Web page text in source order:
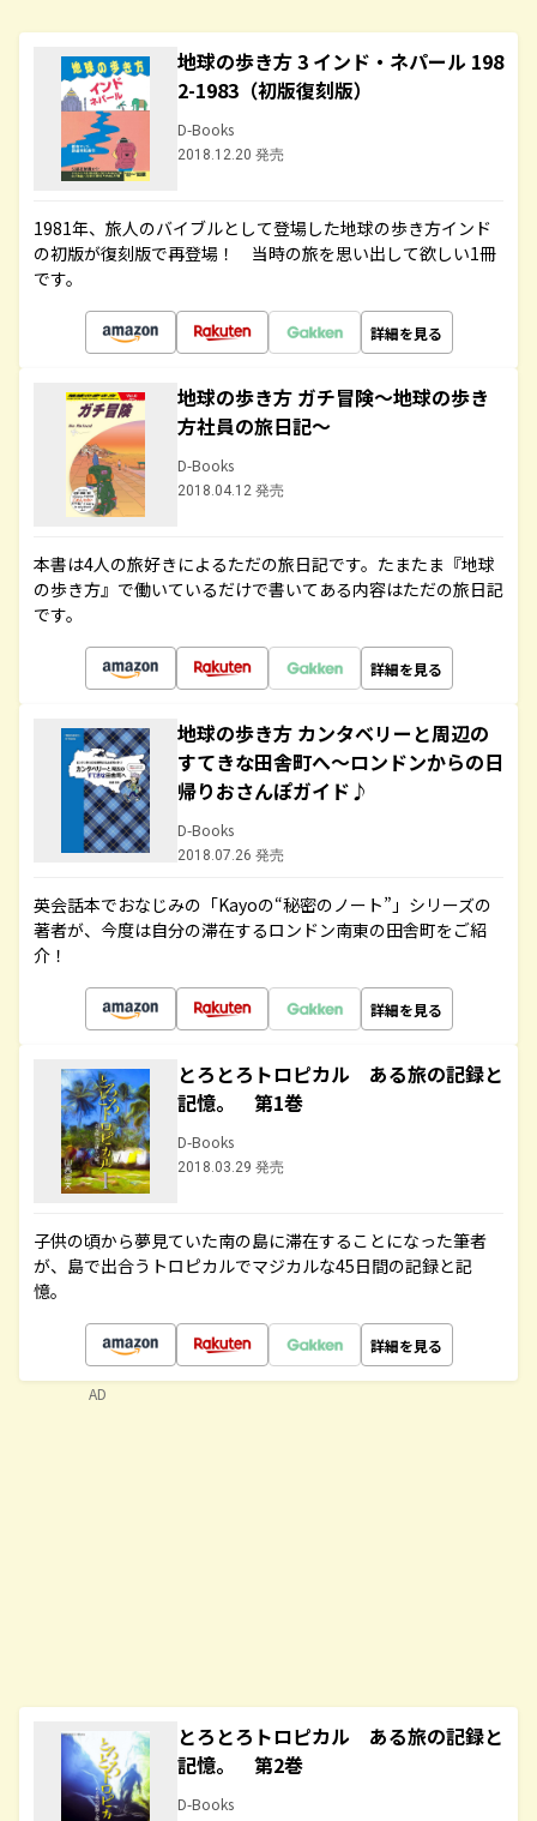
地球の歩き方 3 インド・ネパール 198
2-1983（初版復刻版）
D-Books
2018.12.20 発売
1981年、旅人のバイブルとして登場した地球の歩き方インド
の初版が復刻版で再登場！ 当時の旅を思い出して欲しい1冊
です。
詳細を見る
地球の歩き方 ガチ冒険～地球の歩き
方社員の旅日記～
D-Books
2018.04.12 発売
本書は4人の旅好きによるただの旅日記です。たまたま『地球
の歩き方』で働いているだけで書いてある内容はただの旅日記
です。
詳細を見る
地球の歩き方 カンタベリーと周辺の
すてきな田舎町へ～ロンドンからの日
帰りおさんぽガイド♪
D-Books
2018.07.26 発売
英会話本でおなじみの「Kayoの“秘密のノート”」シリーズの
著者が、今度は自分の滞在するロンドン南東の田舎町をご紹
介！
詳細を見る
とろとろトロピカル ある旅の記録と
記憶。 第1巻
D-Books
2018.03.29 発売
子供の頃から夢見ていた南の島に滞在することになった筆者
が、島で出合うトロピカルでマジカルな45日間の記録と記
憶。
詳細を見る
とろとろトロピカル ある旅の記録と
記憶。 第2巻
D-Books
AD